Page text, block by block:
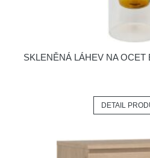
SKLENĚNÁ LÁHEV NA OCET
DETAIL